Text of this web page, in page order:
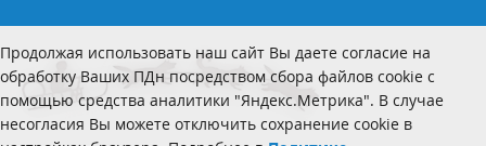
Продолжая использовать наш сайт Вы даете согласие на
обработку Ваших ПДн посредством сбора файлов cookie с
помощью средства аналитики "Яндекс.Метрика". В случае
несогласия Вы можете отключить сохранение cookie в